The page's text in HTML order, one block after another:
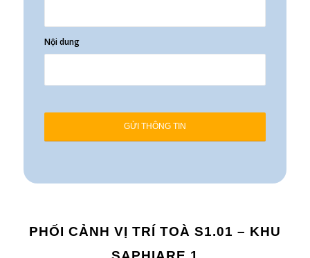
Nội dung
PHỐI CẢNH VỊ TRÍ TOÀ S1.01 – KHU